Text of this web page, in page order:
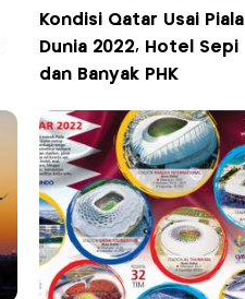
Kondisi Qatar Usai Piala
Dunia 2022, Hotel Sepi
dan Banyak PHK